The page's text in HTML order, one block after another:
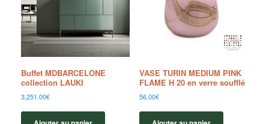
Buffet MDBARCELONE
collection LAUKI
3,251.00€
VASE TURIN MEDIUM PINK
FLAME H 20 en verre soufflé
56.00€